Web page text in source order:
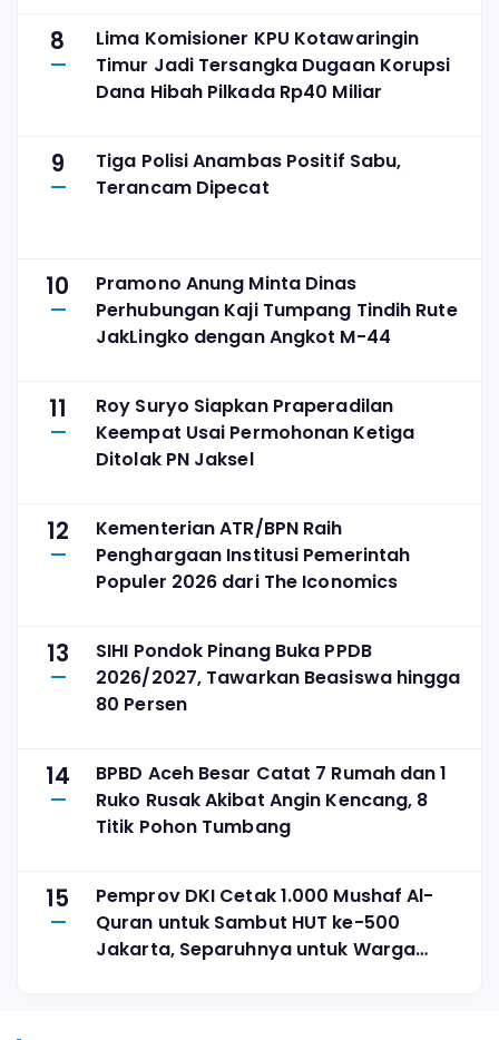
8
Lima Komisioner KPU Kotawaringin
Timur Jadi Tersangka Dugaan Korupsi
Dana Hibah Pilkada Rp40 Miliar
9
Tiga Polisi Anambas Positif Sabu,
Terancam Dipecat
10
Pramono Anung Minta Dinas
Perhubungan Kaji Tumpang Tindih Rute
JakLingko dengan Angkot M-44
11
Roy Suryo Siapkan Praperadilan
Keempat Usai Permohonan Ketiga
Ditolak PN Jaksel
12
Kementerian ATR/BPN Raih
Penghargaan Institusi Pemerintah
Populer 2026 dari The Iconomics
13
SIHI Pondok Pinang Buka PPDB
2026/2027, Tawarkan Beasiswa hingga
80 Persen
14
BPBD Aceh Besar Catat 7 Rumah dan 1
Ruko Rusak Akibat Angin Kencang, 8
Titik Pohon Tumbang
15
Pemprov DKI Cetak 1.000 Mushaf Al-
Quran untuk Sambut HUT ke-500
Jakarta, Separuhnya untuk Warga